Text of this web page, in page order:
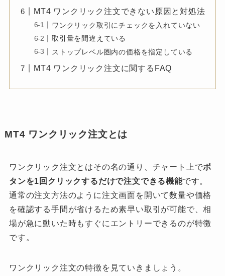
MT4 ワンクリック注文できない原因と対処法
ワンクリック取引にチェックを入れていない
取引量を間違えている
ストップレベル圏内の価格を指定している
MT4 ワンクリック注文に関するFAQ
MT4 ワンクリック注文とは
ワンクリック注文とはその名の通り、チャート上でボ
タンを1回クリックするだけで注文できる機能です。
通常の注文方法のように注文画面を開いて数量や価格
を確認する手間が省けるため素早い取引が可能で、相
場が急に動いた時もすぐにエントリーできるのが特徴
です。
ワンクリック注文の特徴を見ていきましょう。